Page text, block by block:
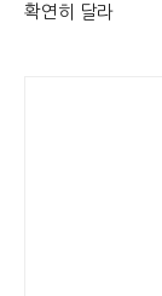
확연히 달라